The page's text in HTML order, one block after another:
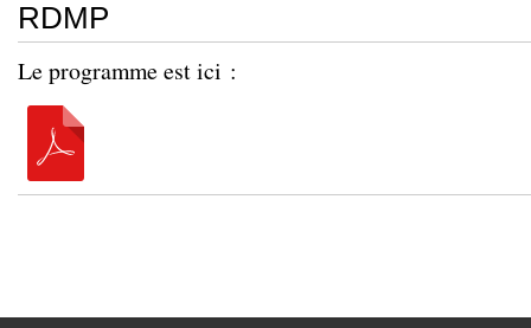
RDMP
Le programme est ici :